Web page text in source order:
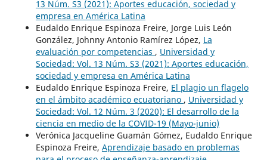
13 Núm. S3 (2021): Aportes educación, sociedad y
empresa en América Latina
Eudaldo Enrique Espinoza Freire, Jorge Luis León
González, Johnny Antonio Ramírez López, La
evaluación por competencias , Universidad y
Sociedad: Vol. 13 Núm. S3 (2021): Aportes educación,
sociedad y empresa en América Latina
Eudaldo Enrique Espinoza Freire, El plagio un flagelo
en el ámbito académico ecuatoriano , Universidad y
Sociedad: Vol. 12 Núm. 3 (2020): El desarrollo de la
ciencia en medio de la COVID-19 (Mayo-junio)
Verónica Jacqueline Guamán Gómez, Eudaldo Enrique
Espinoza Freire, Aprendizaje basado en problemas